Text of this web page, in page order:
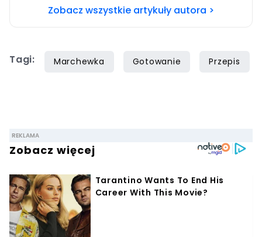
oraz papilot.pl. Przez ponad rok dbał o serwis
siedem lat, lecz gotowaniem i pisaniem o
Zobacz wszystkie artykuły autora >
Tagi: Marchewka Gotowanie Przepis